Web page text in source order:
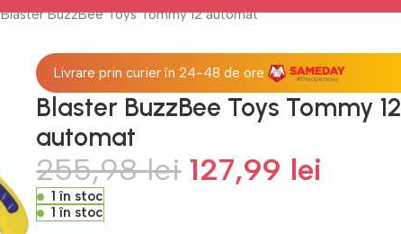
Blaster BuzzBee Toys Tommy 12 automat
Livrare prin curier în 24-48 de ore
Blaster BuzzBee Toys Tommy 12
automat
255,98lei 127,99 lei
1 în stoc
1 în stoc